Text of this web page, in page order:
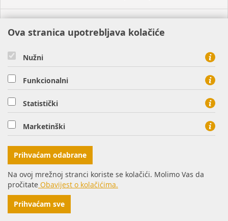
03.07.2024. Planirani radovi na plinskoj mreži - Virovitica
03.07.2024. Planirani radovi na plinskoj mreži - Virovitica
03.07.2024. Planirani radovi na plinskoj mreži - Pakrac
03.07.2024. - 04.07.2024. - Planirani radovi na plinskoj
mreži - Sirač
03.07.2024. Neplanirani radovi na plinskoj mreži - Lozan
04.07.2024. Planirani radovi na plinskoj mreži - Osijek
Ova stranica upotrebljava kolačiće
Nužni
Funkcionalni
Statistički
Marketinški
Prihvaćam odabrane
Na ovoj mrežnoj stranci koriste se kolačići. Molimo Vas da
pročitate Obavijest o kolačićima.
Prihvaćam sve